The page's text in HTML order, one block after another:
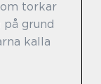
torkar
grund
kalla